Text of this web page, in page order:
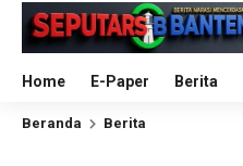
Home E-Paper Berita
Beranda Berita